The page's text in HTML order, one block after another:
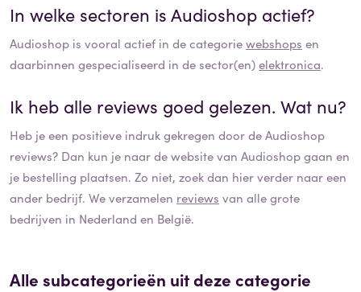
In welke sectoren isAudioshop actief?
Audioshop is vooral actief in de categoriewebshops en
daarbinnen gespecialiseerd in de sector(en)elektronica.
Ik heb alle reviews goed gelezen. Wat nu?
Heb je een positieve indruk gekregen door deAudioshop
reviews? Dan kun je naar de website van Audioshopgaan en
je bestelling plaatsen. Zo niet, zoek dan hier verder naar een
ander bedrijf. We verzamelen reviews van alle grote
bedrijven in Nederland en België.
Alle subcategorieën uit deze categorie